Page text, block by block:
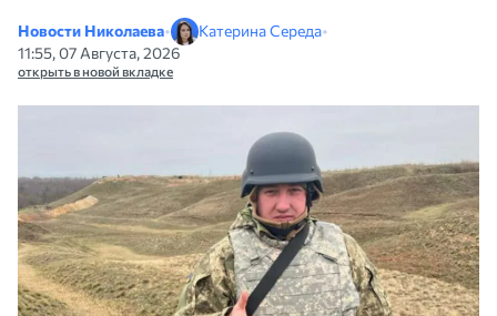
Новости Николаева• Катерина Середа•
11:55, 07 Августа, 2026
открыть в новой вкладке